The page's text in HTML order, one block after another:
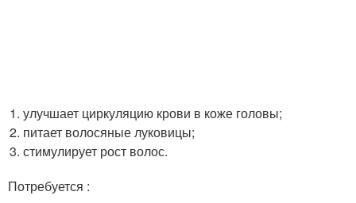
улучшает циркуляцию крови в коже головы;
питает волосяные луковицы;
стимулирует рост волос.
Потребуется :